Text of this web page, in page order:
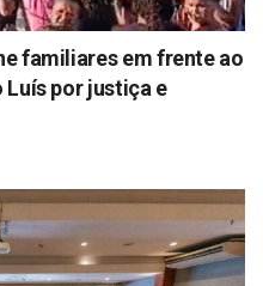
familiares em frente ao
Luís por justiça e